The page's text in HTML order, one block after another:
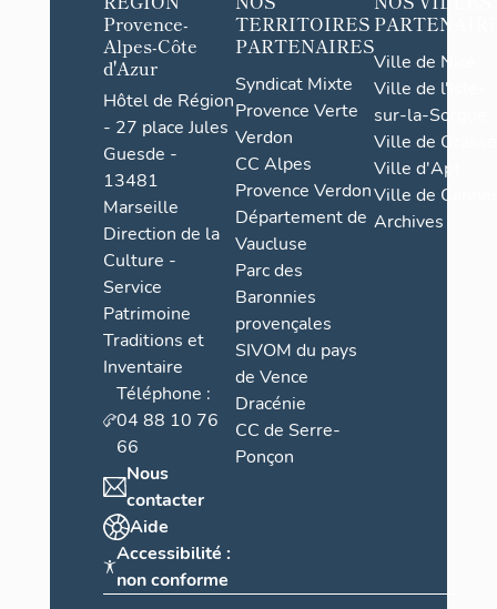
Provence-
Alpes-Côte
d'Azur
Hôtel de Région
- 27 place Jules
Guesde -
13481
Marseille
Direction de la
Culture -
Service
Patrimoine
Traditions et
Inventaire
Téléphone :
04 88 10 76
66
Nous
contacter
Aide
Accessibilité :
non conforme
TERRITOIRES
PARTENAIRES
Syndicat Mixte
Provence Verte
Verdon
CC Alpes
Provence Verdon
Département de
Vaucluse
Parc des
Baronnies
provençales
SIVOM du pays
de Vence
Dracénie
CC de Serre-
Ponçon
Ville de Nice
Ville de l'Isle-
sur-la-Sorgue
Ville de Grasse
Ville d'Apt
Ville de
Archives